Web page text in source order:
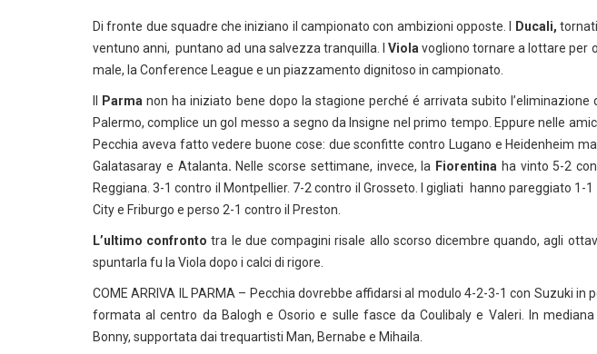
Di fronte due squadre che iniziano il campionato con ambizioni opposte. I Ducali,
ventuno anni, puntano ad una salvezza tranquilla. I Viola vogliono tornare a lottare per
male, la Conference League e un piazzamento dignitoso in campionato.
Parma non ha iniziato bene dopo la stagione perché é arrivata subito l’eliminazione
Palermo, complice un gol messo a segno da Insigne nel primo tempo. Eppure nelle
Pecchia aveva fatto vedere buone cose: due sconfitte contro Lugano e Heidenheim
Galatasaray e Atalanta. Nelle scorse settimane, invece, la Fiorentina ha vinto 5-2
Reggiana. 3-1 contro il Montpellier. 7-2 contro il Grosseto. I gigliati hanno pareggiato 1-
City e Friburgo e perso 2-1 contro il Preston.
L’ultimo confronto tra le due compagini risale allo scorso dicembre quando, agli
spuntarla fu la Viola dopo i calci di rigore.
COME ARRIVA IL PARMA – Pecchia dovrebbe affidarsi al modulo 4-2-3-1 con Suzuki in
formata al centro da Balogh e Osorio e sulle fasce da Coulibaly e Valeri. In
Bonny, supportata dai trequartisti Man, Bernabe e Mihaila.